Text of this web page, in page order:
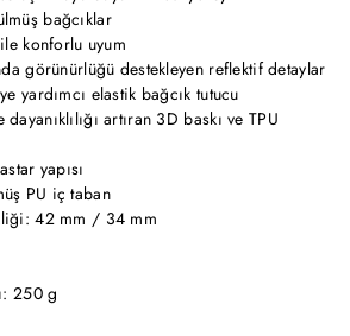
bağcıklar
konforlu uyum
görünürlüğü destekleyen reflektif detaylar
yardımcı elastik bağcık tutucu
artıran 3D baskı ve TPU
yapısı
PU iç taban
42 mm / 34 mm
250 g